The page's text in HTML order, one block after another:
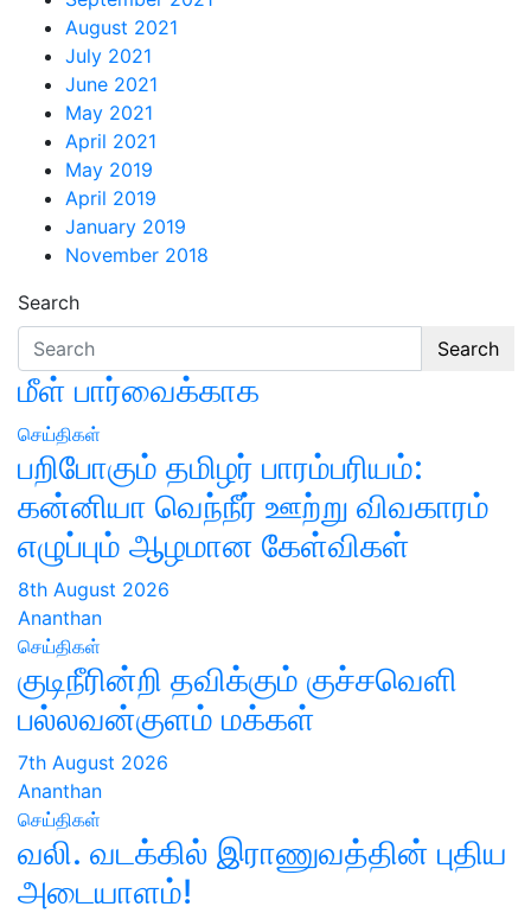
August 2021
July 2021
June 2021
May 2021
April 2021
May 2019
April 2019
January 2019
November 2018
Search
Search
மீள் பார்வைக்காக
செய்திகள்
பறிபோகும் தமிழர் பாரம்பரியம்:
கன்னியா வெந்நீர் ஊற்று விவகாரம்
எழுப்பும் ஆழமான கேள்விகள்
8th August 2026
Ananthan
செய்திகள்
குடிநீரின்றி தவிக்கும் குச்சவெளி
பல்லவன்குளம் மக்கள்
7th August 2026
Ananthan
செய்திகள்
வலி. வடக்கில் இராணுவத்தின் புதிய
அடையாளம்!